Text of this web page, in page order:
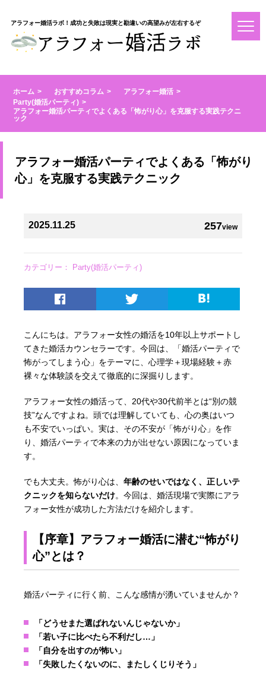
アラフォー婚活ラボ！成功と失敗は現実と勘違いの高望みが左右するぞ
ホーム おすすめコラム
アラフォー婚活
Party(婚活パーティ)
アラフォー婚活パーティでよくある「怖がり心」を克服する実践テクニ
ック
アラフォー婚活パーティでよくある「怖がり
心」を克服する実践テクニック
257view
2025.11.25
カテゴリー： Party(婚活パーティ)
こんにちは。アラフォー女性の婚活を10年以上サポートし
てきた婚活カウンセラーです。今回は、「婚活パーティで
怖がってしまう心」をテーマに、心理学＋現場経験＋赤
裸々な体験談を交えて徹底的に深掘りします。
アラフォー女性の婚活って、20代や30代前半とは“別の競
技”なんですよね。頭では理解していても、心の奥はいつ
も不安でいっぱい。実は、その不安が「怖がり心」を作
り、婚活パーティで本来の力が出せない原因になっていま
す。
でも大丈夫。怖がり心は、年齢のせいではなく、正しいテ
クニックを知らないだけ。今回は、婚活現場で実際にアラ
フォー女性が成功した方法だけを紹介します。
【序章】アラフォー婚活に潜む“怖がり
心”とは？
婚活パーティに行く前、こんな感情が湧いていませんか？
「どうせまた選ばれないんじゃないか」
「若い子に比べたら不利だし…」
「自分を出すのが怖い」
「失敗したくないのに、またしくじりそう」